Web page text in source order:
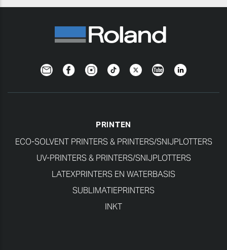
NewsletterFacebookInstagramTikTokTwitterYouTubeLinkedin
PRINTEN
ECO-SOLVENT PRINTERS & PRINTERS/SNIJPLOTTERS
UV-PRINTERS & PRINTERS/SNIJPLOTTERS
LATEXPRINTERS EN WATERBASIS
SUBLIMATIEPRINTERS
INKT